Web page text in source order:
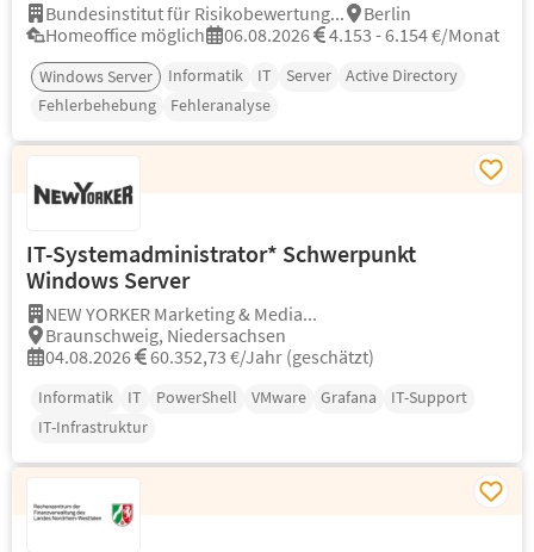
Bundesinstitut für Risikobewertung...
Berlin
Homeoffice möglich
06.08.2026 4.153 - 6.154 €/Monat
Windows Server Informatik IT Server
Active Directory
Fehlerbehebung
Fehleranalyse
IT-Systemadministrator* Schwerpunkt
Windows Server
NEW YORKER Marketing & Media...
Braunschweig, Niedersachsen
04.08.2026
60.352,73 €/Jahr (geschätzt)
Informatik IT PowerShell VMware Grafana
IT-Support
IT-Infrastruktur